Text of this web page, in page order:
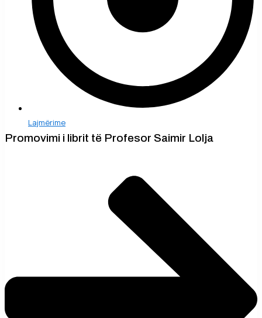
Lajmërime
Promovimi i librit të Profesor Saimir Lolja